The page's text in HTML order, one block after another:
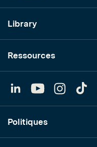
Library
Ressources
YouTubeInstagram
TikTok
Politiques